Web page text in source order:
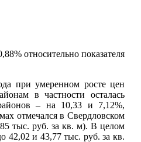
относительно показателя
при умеренном росте цен
в частности осталась
– на 10,33 и 7,12%,
отмечался в Свердловском
тыс. руб. за кв. м). В целом
42,02 и 43,77 тыс. руб. за кв.